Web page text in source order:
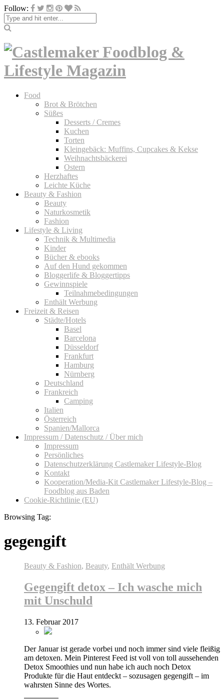
Follow:
Food
Brot & Brötchen
Süßes
Desserts / Cremes
Kuchen
Torten
Kleingebäck: Muffins, Cupcakes & Kekse
Weihnachtsbäckerei
Ostern
Herzhaftes
Leichte Küche
Beauty & Fashion
Beauty
Naturkosmetik
Fashion
Lifestyle & Living
Technik & Multimedia
Kinder
Bücher & ebooks
Auf den Hund gekommen
Bloggerlife & Bloggertipps
Gewinnspiele
Teilnahmebedingungen
Enthält Werbung
Freizeit & Reisen
Städte/Hotels
Basel
Barcelona
Düsseldorf
Frankfurt
Hamburg
Nürnberg
Deutschland
Frankreich
Camping
Italien
Österreich
Spanien/Mallorca
Impressum / Datenschutz / Über mich
Impressum
Persönliches
Datenschutzerklärung Castlemaker Lifestyle-Blog
Kontakt
Kooperation/Media-Kit Castlemaker Lifestyle-Blog –
Foodblog aus Baden
Cookie-Richtlinie (EU)
Browsing Tag:
gegengift
Beauty & Fashion, Beauty, Enthält Werbung
Gegengift detox – Ich wasche mich
mit Unschuld
13. Februar 2017
Der Januar ist gerade vorbei und noch immer sind viele fleißig
am detoxen. Mein Pinterest Feed ist voll von toll aussehenden
Detox Smoothies und nun habe ich auch noch Detox
Produkte für die Haut entdeckt – sozusagen gegengift – im
wahrsten Sinne des Wortes.